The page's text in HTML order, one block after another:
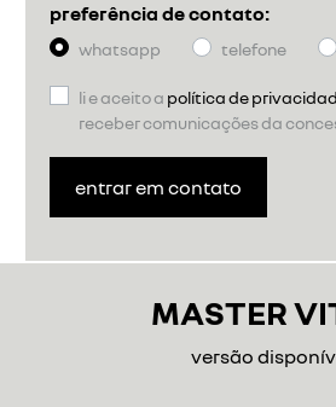
preferência de contato:
whatsapp telefone
li e aceito a política de
receber comunicações da
entrar em contato
MASTER
versão